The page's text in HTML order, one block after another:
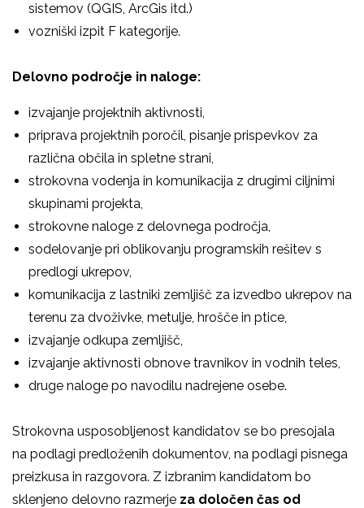
sistemov (QGIS, ArcGis itd.)
vozniški izpit F kategorije.
Delovno področje in naloge:
izvajanje projektnih aktivnosti,
priprava projektnih poročil, pisanje prispevkov za
različna občila in spletne strani,
strokovna vodenja in komunikacija z drugimi ciljnimi
skupinami projekta,
strokovne naloge z delovnega področja,
sodelovanje pri oblikovanju programskih rešitev s
predlogi ukrepov,
komunikacija z lastniki zemljišč za izvedbo ukrepov na
terenu za dvoživke, metulje, hrošče in ptice,
izvajanje odkupa zemljišč,
izvajanje aktivnosti obnove travnikov in vodnih teles,
druge naloge po navodilu nadrejene osebe.
Strokovna usposobljenost kandidatov se bo presojala
na podlagi predloženih dokumentov, na podlagi pisnega
preizkusa in razgovora. Z izbranim kandidatom bo
sklenjeno delovno razmerje za določen čas od